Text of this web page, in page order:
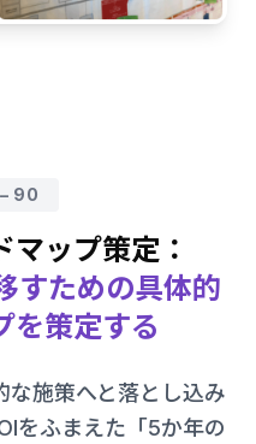
90
ップ策定：
すための具体的
を策定する
施策へと落とし込み
をふまえた「5か年の